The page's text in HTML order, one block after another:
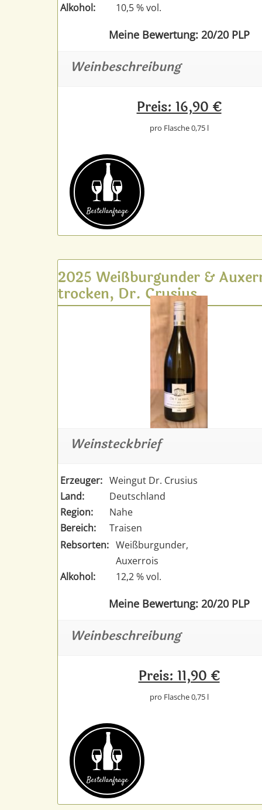
Alkohol:
10,5 % vol.
Meine Bewertung: 20/20 PLP
Weinbeschreibung
Preis: 16,90 €
pro Flasche 0,75 l
Bestell­anfrage
2025 Weißburgunder &
trocken, Dr. Crusius
Weinsteckbrief
Erzeuger: Weingut Dr. Crusius
Land:
Deutschland
Region:
Nahe
Bereich:
Traisen
Rebsorten: Weißburgunder,
Auxerrois
Alkohol:
12,2 % vol.
Meine Bewertung: 20/20 PLP
Weinbeschreibung
Preis: 11,90 €
pro Flasche 0,75 l
Bestell­anfrage